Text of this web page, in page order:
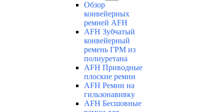
Обзор
конвейерных
ремней AFH
AFH Зубчатый
конвейерный
ремень ГРМ из
полиуретана
AFH Приводные
плоские ремни
AFH Ремни на
гильзонавивку
AFH Бесшовные